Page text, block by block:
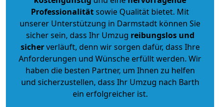
Professionalitätsowie Qualität bietet. Mit
unserer Unterstützung in Darmstadt können Sie
sicher sein, dass Ihr Umzug reibungslos und
sicherverläuft, denn wir sorgen dafür, dass Ihre
Anforderungen und Wünsche erfüllt werden. Wir
haben die besten Partner, um Ihnen zu helfen
und sicherzustellen, dass Ihr Umzug nach Barth
ein erfolgreicher ist.